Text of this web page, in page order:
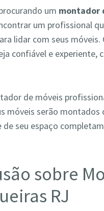
um montador
um profissional
lidar com seus
confiável e
de móveis
móveis serão
de seu espaço
sobre
RJ